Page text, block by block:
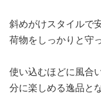
斜めがけスタイルで
荷物をしっかりと守
使い込むほどに風合
分に楽しめる逸品と